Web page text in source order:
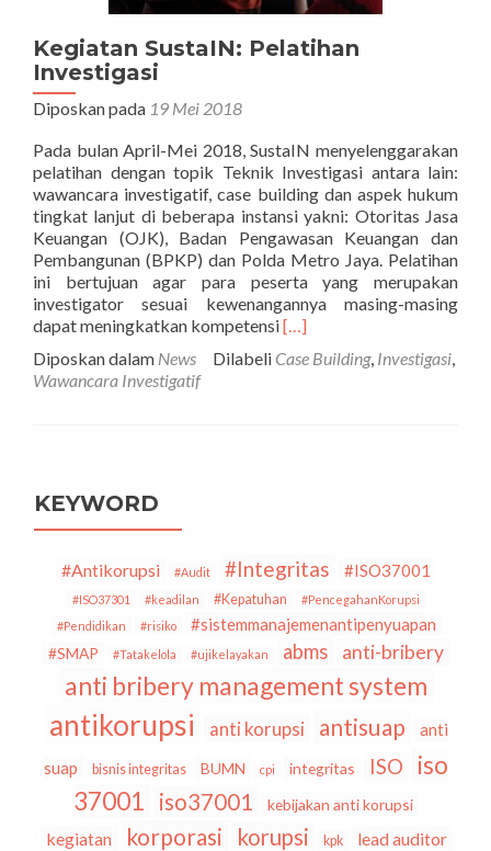
Kegiatan SustaIN: Pelatihan
Investigasi
Diposkan pada 19 Mei 2018
Pada bulan April-Mei 2018, SustaIN menyelenggarakan
pelatihan dengan topik Teknik Investigasi antara lain:
wawancara investigatif, case building dan aspek hukum
tingkat lanjut di beberapa instansi yakni: Otoritas Jasa
Keuangan (OJK), Badan Pengawasan Keuangan dan
Pembangunan (BPKP) dan Polda Metro Jaya. Pelatihan
ini bertujuan agar para peserta yang merupakan
investigator sesuai kewenangannya masing-masing
dapat meningkatkan kompetensiSelengkapnya
SustaIN:
[…]
Diposkan dalam News Dilabeli Case Building, Investigasi
Wawancara Investigatif
KEYWORD
#Antikorupsi #Audit #Integritas #ISO37001
#ISO37301 #keadilan #Kepatuhan
#PencegahanKorupsi
#Pendidikan
#risiko #sistemmanajemenantipenyuapan
#SMAP #Tatakelola #ujikelayakan abms anti-bribery
anti bribery management system
antikorupsi anti korupsi antisuap
anti
suap
bisnis integritas BUMN cpi integritas ISO
iso
37001
iso37001 kebijakan anti korupsi
kegiatan korporasi korupsi kpk lead auditor